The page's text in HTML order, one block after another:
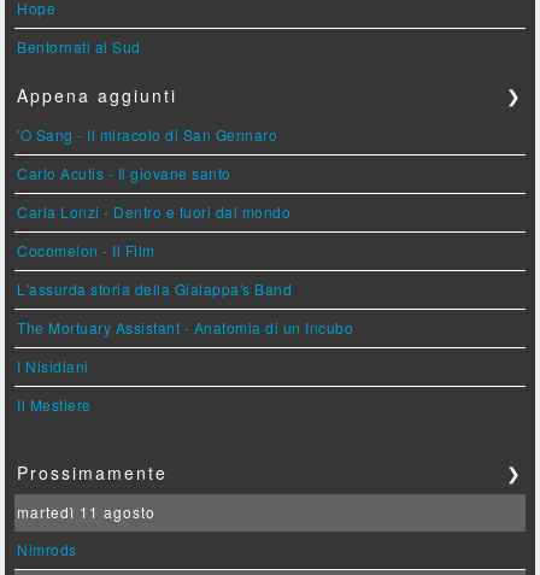
Hope
Bentornati al Sud
Appena aggiunti ❯
'O Sang - Il miracolo di San Gennaro
Carlo Acutis - Il giovane santo
Carla Lonzi - Dentro e fuori dal mondo
Cocomelon - Il Film
L'assurda storia della Gialappa's Band
The Mortuary Assistant - Anatomia di un Incubo
I Nisidiani
Il Mestiere
Prossimamente ❯
martedì 11 agosto
Nimrods